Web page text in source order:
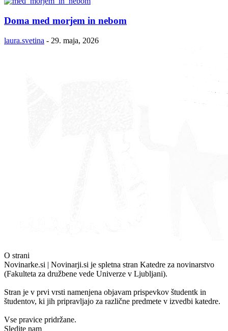
Doma med morjem in nebom
laura.svetina - 29. maja, 2026
O strani
Novinarke.si | Novinarji.si je spletna stran Katedre za novinarstvo
(Fakulteta za družbene vede Univerze v Ljubljani).
Stran je v prvi vrsti namenjena objavam prispevkov študentk in
študentov, ki jih pripravljajo za različne predmete v izvedbi katedre.
Vse pravice pridržane.
Sledite nam